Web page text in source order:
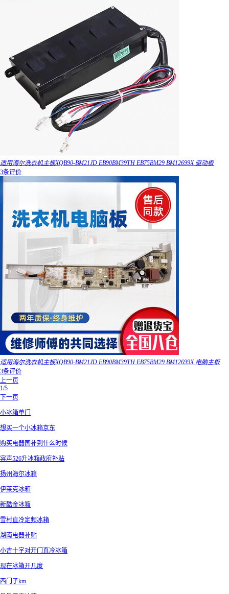
适用海尔洗衣机主板XQB90-BM21JD EB90BM39TH EB75BM29 BM12699X 驱动板
3条评价
适用海尔洗衣机主板XQB90-BM21JD EB90BM39TH EB75BM29 BM12699X 电脑主板
3条评价
上一页
1/5
下一页
小冰箱单门
想买一个小冰箱京东
购买电器国补到什么时候
容声526升冰箱政府补贴
扬州海尔冰箱
伊莱克冰箱
新酷金冰箱
雪村直冷定频冰箱
湖南电器补贴
小吉十字对开门直冷冰箱
现在冰箱开几度
西门子km